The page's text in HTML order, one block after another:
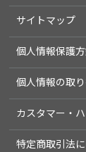
サイトマップ
個人情報保護
個人情報の取
カスタマー・
特定商取引法